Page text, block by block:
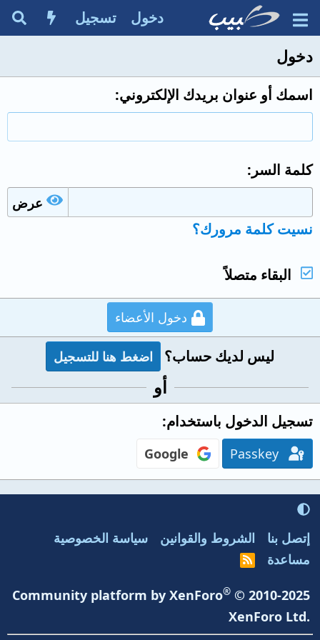
دخول تسجيل
دخول
اسمك أو عنوان بريدك الإلكتروني
كلمة السر
عرض
نسيت كلمة مرورك؟
البقاء متصلاً
دخول الأعضاء
ليس لديك حساب؟ اضغط هنا للتسجيل
أو
تسجيل الدخول باستخدام
إتصل بنا الشروط والقوانين
سياسة الخصوصية
مساعدة
R
S
Community platform by XenForo® © 2010-2025
XenForo Ltd.